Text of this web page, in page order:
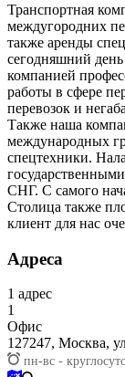
Транспортная
междугородних
также аренды
сегодняшний
компанией
работы в сфере
перевозок и
Также наша
международных
спецтехники.
СНГ. С самого
Столица также
клиент для нас
Адреса
1 адрес
1
Офис
127247, Москва,
пн-вс -